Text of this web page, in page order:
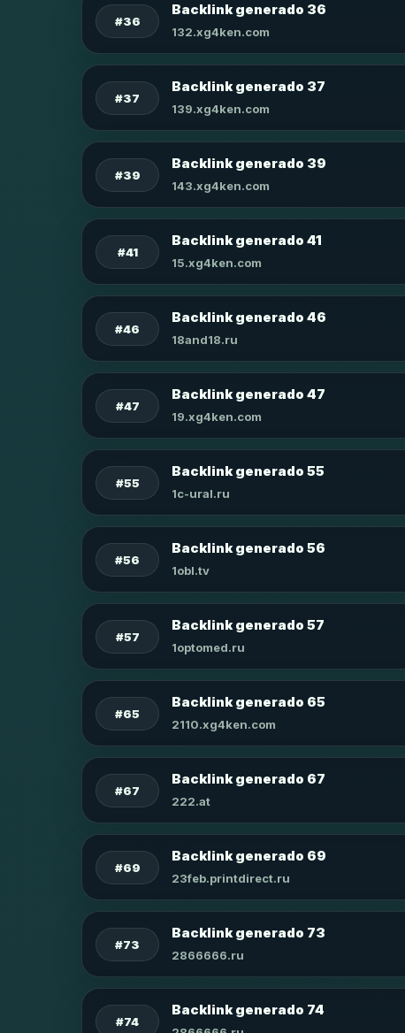
#36
Backlink generado 36
132.xg4ken.com
#37
Backlink generado 37
139.xg4ken.com
#39
Backlink generado 39
143.xg4ken.com
#41
Backlink generado 41
15.xg4ken.com
#46
Backlink generado 46
18and18.ru
#47
Backlink generado 47
19.xg4ken.com
#55
Backlink generado 55
1c-ural.ru
#56
Backlink generado 56
1obl.tv
#57
Backlink generado 57
1optomed.ru
#65
Backlink generado 65
2110.xg4ken.com
#67
Backlink generado 67
222.at
#69
Backlink generado 69
23feb.printdirect.ru
#73
Backlink generado 73
2866666.ru
#74
Backlink generado 74